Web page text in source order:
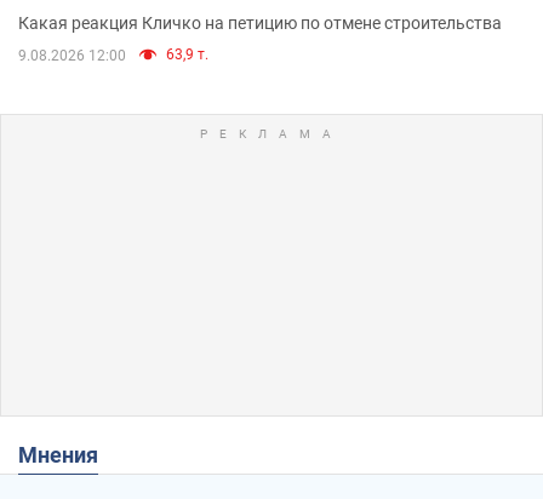
небоскреба "московского верующего"
Какая реакция Кличко на петицию по отмене строительства
9.08.2026 12:00 63,9 т.
Мнения